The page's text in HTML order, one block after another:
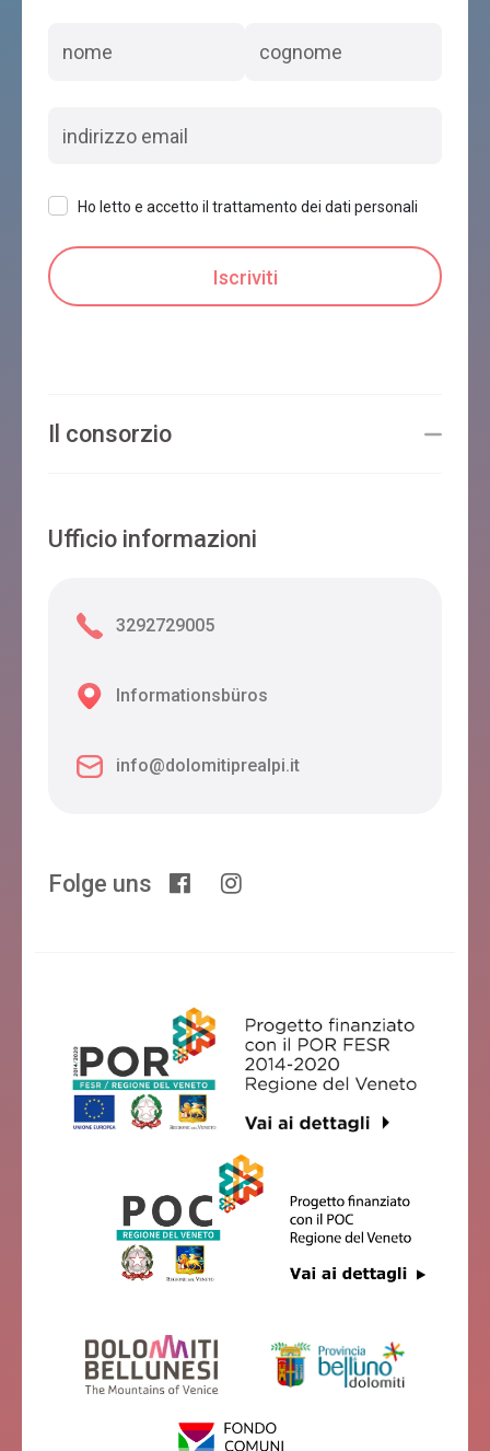
Ho letto e accetto il trattamento dei dati personali
Il consorzio
Ufficio informazioni
3292729005
Informationsbüros
info@dolomitiprealpi.it
Folge uns